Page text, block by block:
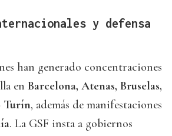
y defensa
han generado concentraciones
en Barcelona, Atenas, Bruselas,
Turín, además de manifestaciones
. La GSF insta a gobiernos